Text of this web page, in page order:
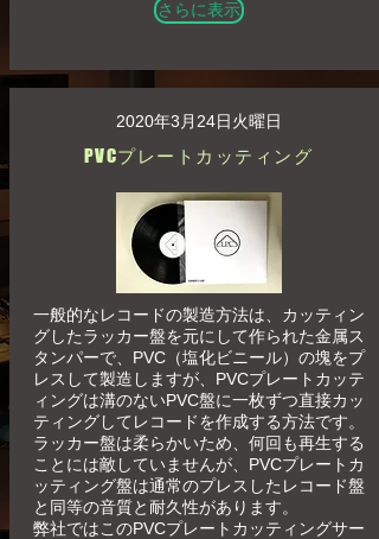
さらに表示
2020年3月24日火曜日
PVCプレートカッティング
一般的なレコードの製造方法は、カッティン
グしたラッカー盤を元にして作られた金属ス
タンパーで、PVC（塩化ビニール）の塊をプ
レスして製造しますが、PVCプレートカッテ
ィングは溝のないPVC盤に一枚ずつ直接カッ
ティングしてレコードを作成する方法です。
ラッカー盤は柔らかいため、何回も再生する
ことには敵していませんが、PVCプレートカ
ッティング盤は通常のプレスしたレコード盤
と同等の音質と耐久性があります。
弊社ではこのPVCプレートカッティングサー